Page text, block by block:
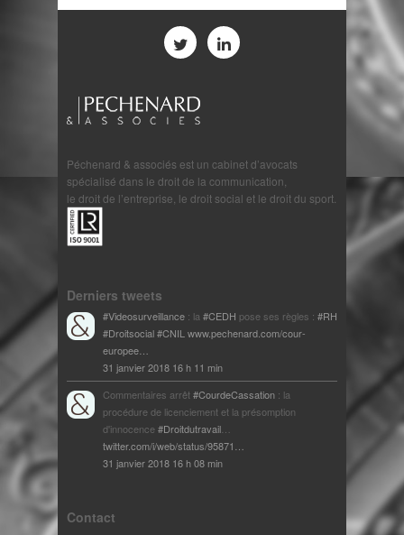
Péchenard & associés est un cabinet d’avocats
spécialisé dans le droit de la communication,
le droit de l’entreprise, le droit social et le droit du sport.
Derniers tweets
#Videosurveillance : la#CEDH pose ses règles : #RH
#Droitsocial#CNILwww.pechenard.com/cour-
europee…
31 janvier 2018 16 h 11 min
Commentaires arrêt#CourdeCassation : la
procédure de licenciement et la présomption
d'innocence#Droitdutravail…
twitter.com/i/web/status/95871…
31 janvier 2018 16 h 08 min
Contact